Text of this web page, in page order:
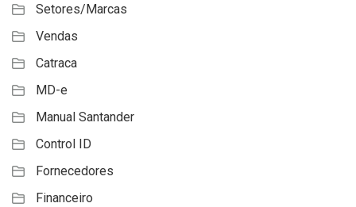
Setores/Marcas
Vendas
Catraca
MD-e
Manual Santander
Control ID
Fornecedores
Financeiro